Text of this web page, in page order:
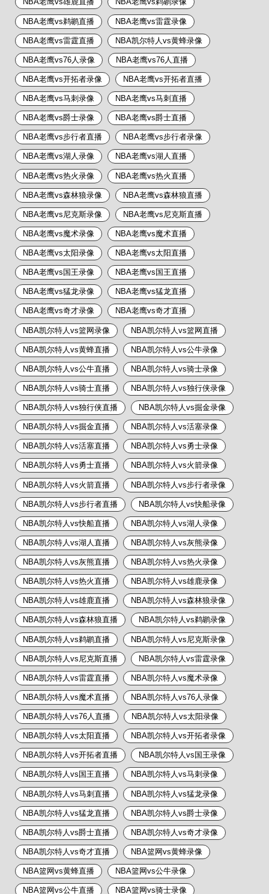
NBA老鹰vs鹈鹕直播 NBA老鹰vs雷霆录像
NBA老鹰vs雷霆直播 NBA凯尔特人vs黄蜂录像
NBA老鹰vs76人录像 NBA老鹰vs76人直播
NBA老鹰vs开拓者录像 NBA老鹰vs开拓者直播
NBA老鹰vs马刺录像 NBA老鹰vs马刺直播
NBA老鹰vs爵士录像 NBA老鹰vs爵士直播
NBA老鹰vs步行者直播 NBA老鹰vs步行者录像
NBA老鹰vs湖人录像 NBA老鹰vs湖人直播
NBA老鹰vs热火录像 NBA老鹰vs热火直播
NBA老鹰vs森林狼录像 NBA老鹰vs森林狼直播
NBA老鹰vs尼克斯录像 NBA老鹰vs尼克斯直播
NBA老鹰vs魔术录像 NBA老鹰vs魔术直播
NBA老鹰vs太阳录像 NBA老鹰vs太阳直播
NBA老鹰vs国王录像 NBA老鹰vs国王直播
NBA老鹰vs猛龙录像 NBA老鹰vs猛龙直播
NBA老鹰vs奇才录像 NBA老鹰vs奇才直播
NBA凯尔特人vs篮网录像 NBA凯尔特人vs篮网直播
NBA凯尔特人vs黄蜂直播 NBA凯尔特人vs公牛录像
NBA凯尔特人vs公牛直播 NBA凯尔特人vs骑士录像
NBA凯尔特人vs骑士直播 NBA凯尔特人vs独行侠录像
NBA凯尔特人vs独行侠直播 NBA凯尔特人vs掘金录像
NBA凯尔特人vs掘金直播 NBA凯尔特人vs活塞录像
NBA凯尔特人vs活塞直播 NBA凯尔特人vs勇士录像
NBA凯尔特人vs勇士直播 NBA凯尔特人vs火箭录像
NBA凯尔特人vs火箭直播 NBA凯尔特人vs步行者录像
NBA凯尔特人vs步行者直播 NBA凯尔特人vs快船录像
NBA凯尔特人vs快船直播 NBA凯尔特人vs湖人录像
NBA凯尔特人vs湖人直播 NBA凯尔特人vs灰熊录像
NBA凯尔特人vs灰熊直播 NBA凯尔特人vs热火录像
NBA凯尔特人vs热火直播 NBA凯尔特人vs雄鹿录像
NBA凯尔特人vs雄鹿直播 NBA凯尔特人vs森林狼录像
NBA凯尔特人vs森林狼直播 NBA凯尔特人vs鹈鹕录像
NBA凯尔特人vs鹈鹕直播 NBA凯尔特人vs尼克斯录像
NBA凯尔特人vs尼克斯直播 NBA凯尔特人vs雷霆录像
NBA凯尔特人vs雷霆直播 NBA凯尔特人vs魔术录像
NBA凯尔特人vs魔术直播 NBA凯尔特人vs76人录像
NBA凯尔特人vs76人直播 NBA凯尔特人vs太阳录像
NBA凯尔特人vs太阳直播 NBA凯尔特人vs开拓者录像
NBA凯尔特人vs开拓者直播 NBA凯尔特人vs国王录像
NBA凯尔特人vs国王直播 NBA凯尔特人vs马刺录像
NBA凯尔特人vs马刺直播 NBA凯尔特人vs猛龙录像
NBA凯尔特人vs猛龙直播 NBA凯尔特人vs爵士录像
NBA凯尔特人vs爵士直播 NBA凯尔特人vs奇才录像
NBA凯尔特人vs奇才直播 NBA篮网vs黄蜂录像
NBA篮网vs黄蜂直播 NBA篮网vs公牛录像
NBA篮网vs公牛直播 NBA篮网vs骑士录像